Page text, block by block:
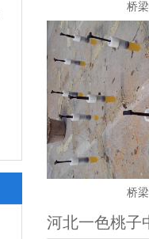
桥
桥
河北一色桃子